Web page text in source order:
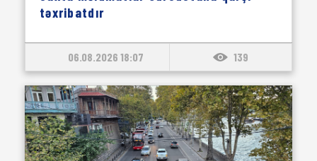
təxribatdır
06.08.2026 18:07 139